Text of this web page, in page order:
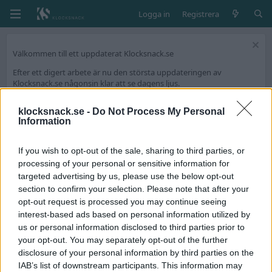
klocksnack.se - Do Not Process My Personal
Information
If you wish to opt-out of the sale, sharing to third parties, or
processing of your personal or sensitive information for
targeted advertising by us, please use the below opt-out
section to confirm your selection. Please note that after your
opt-out request is processed you may continue seeing
interest-based ads based on personal information utilized by
us or personal information disclosed to third parties prior to
your opt-out. You may separately opt-out of the further
disclosure of your personal information by third parties on the
IAB’s list of downstream participants. This information may
Logga in Registrera
Välkommen till ett uppdaterat Klocksnack.se
Efter ett digert arbete är nu den största uppdateringen av
Klocksnack.se någonsin klar att se dagens ljus.
allt fyllt med nya funktioner.
Vi har skapat en tråd på diskussionsdelen för feedback och tekniska
Tack för att ni är med och skapar Skandinaviens bästa klockforum!
/Hook & Leben
Taggar
angular momentum
Upcomers in the watch Industry - Nya spännande
märken